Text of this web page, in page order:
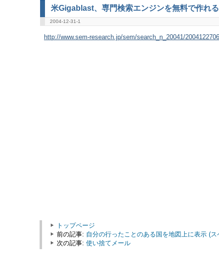
米Gigablast、専門検索エンジンを無料で作れ
2004-12-31-1
http://www.sem-research.jp/sem/search_n_20041/
トップページ
前の記事: 自分の行ったことのある国を地図上に表示 (ス
次の記事: 使い捨てメール